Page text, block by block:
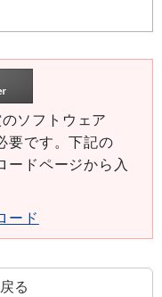
ソフトウェア
要です。下記の
ドページから入
ード
る